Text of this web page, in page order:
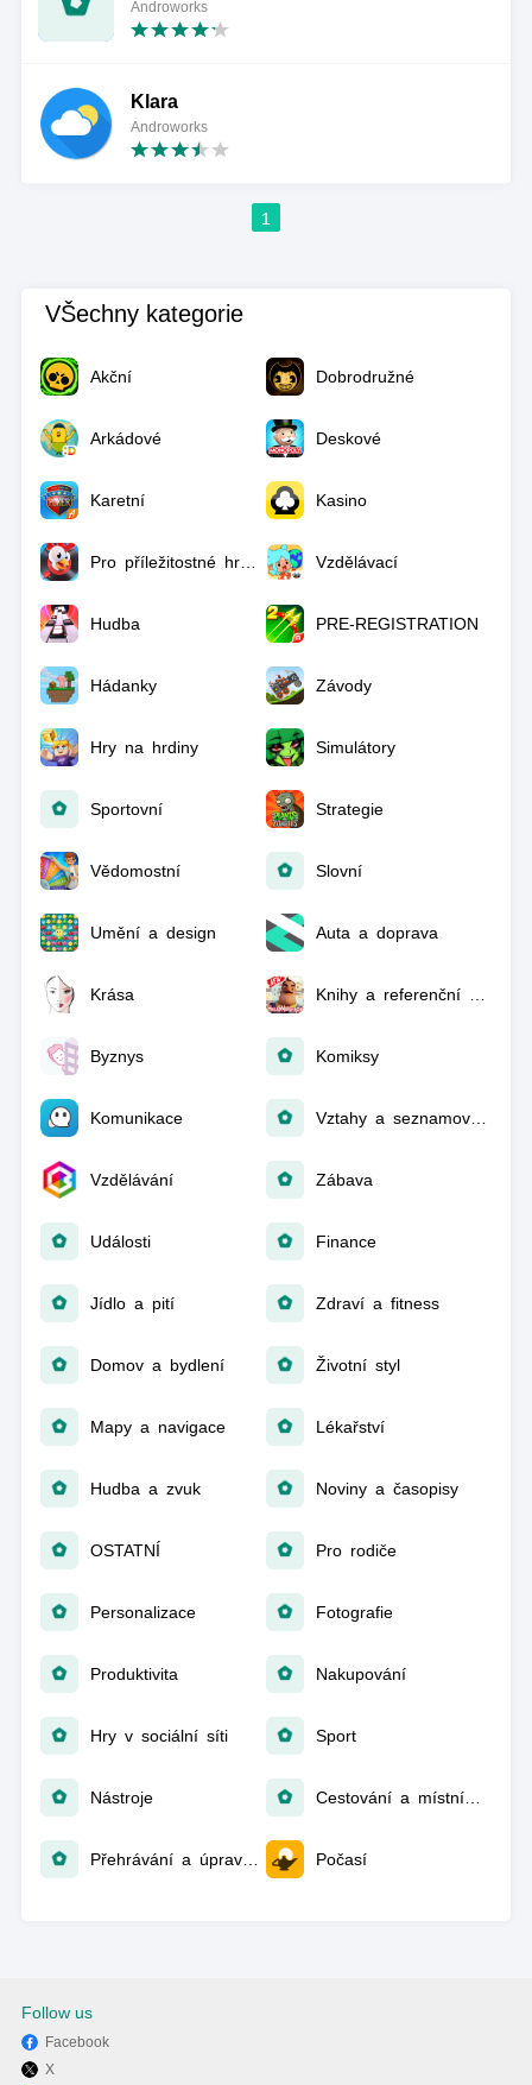
Androworks
Klara
Androworks
1
VŠechny kategorie
Akční Dobrodružné
Arkádové Deskové
Karetní Kasino
Pro příležitostné hráče Vzdělávací
Hudba PRE-REGISTRATION
Hádanky Závody
Hry na hrdiny Simulátory
Sportovní Strategie
Vědomostní Slovní
Umění a design Auta a doprava
Krása
Byznys Komiksy
Komunikace
Vzdělávání Zábava
Události Finance
Jídlo a pití Zdraví a fitness
Domov a bydlení Životní styl
Mapy a navigace Lékařství
Hudba a zvuk Noviny a časopisy
OSTATNÍ Pro rodiče
Personalizace Fotografie
Produktivita Nakupování
Hry v sociální síti Sport
Nástroje
Přehrávání a úprava videa Počasí
Follow us
Facebook
X